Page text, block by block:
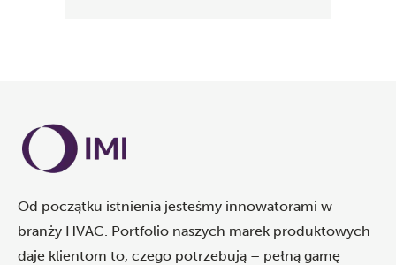
Od początku istnienia jesteśmy innowatorami w
branży HVAC. Portfolio naszych marek produktowych
daje klientom to, czego potrzebują – pełną gamę